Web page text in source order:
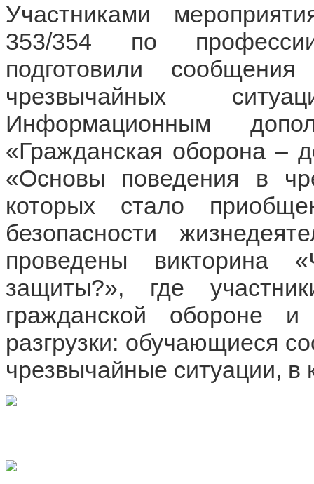
Участниками
353/354 по
подготовили
чрезвычайных
Информационным
«Гражданская оборона –
«Основы поведения в
которых стало
безопасности
проведены
защиты?», где
гражданской обороне
разгрузки: обучающиеся
чрезвычайные ситуации,